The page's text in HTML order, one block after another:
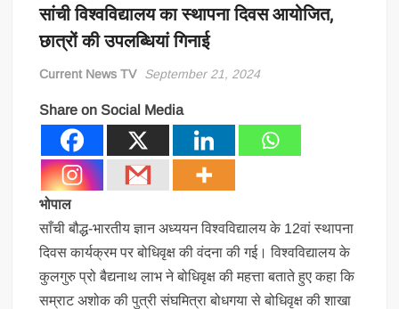
सांची विश्वविद्यालय का स्थापना दिवस आयोजित,
छात्रों की उपलब्धियां गिनाई
Current News TV September 21, 2024
Share on Social Media
भोपाल
साँची बौद्ध-भारतीय ज्ञान अध्ययन विश्वविद्यालय के 12वां स्थापना
दिवस कार्यक्रम पर बोधिवृक्ष की वंदना की गई। विश्वविद्यालय के
कुलगुरु प्रो बैद्यनाथ लाभ ने बोधिवृक्ष की महत्ता बताते हुए कहा कि
सम्राट अशोक की पुत्री संघमित्रा बोधगया से बोधिवृक्ष की शाखा